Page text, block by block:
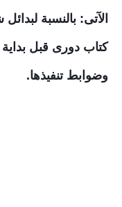
اﻵتى: بالنسبة
كتاب دورى قبل بداية
وضوابط تنفيذها.